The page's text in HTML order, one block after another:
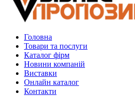
Головна
Товари та послуги
Каталог фірм
Новини компаній
Виставки
Онлайн каталог
Контакти